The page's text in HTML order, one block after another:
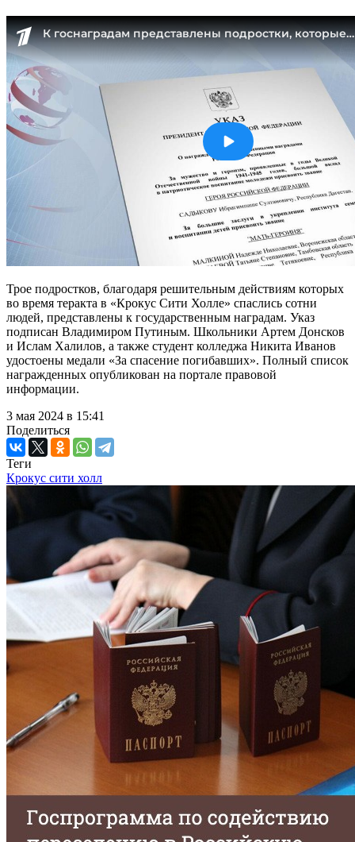
Трое подростков, благодаря решительным действиям которых
во время теракта в «Крокус Сити Холле» спаслись сотни
людей, представлены к государственным наградам. Указ
подписан Владимиром Путиным. Школьники Артем Донсков
и Ислам Халилов, а также студент колледжа Никита Иванов
удостоены медали «За спасение погибавших». Полный список
награжденных опубликован на портале правовой
информации.
3 мая 2024 в 15:41
Поделиться
Теги
Крокус сити холл